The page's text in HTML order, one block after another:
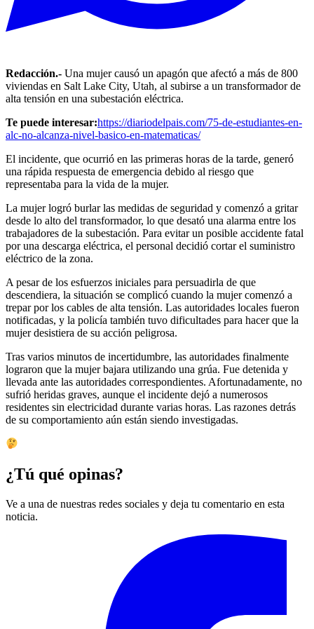
Redacción.- Una mujer causó un apagón que afectó a más de 800
viviendas en Salt Lake City, Utah, al subirse a un transformador de
alta tensión en una subestación eléctrica.
Te puede interesar:https://diariodelpais.com/75-de-estudiantes-en-
alc-no-alcanza-nivel-basico-en-matematicas/
El incidente, que ocurrió en las primeras horas de la tarde, generó
una rápida respuesta de emergencia debido al riesgo que
representaba para la vida de la mujer.
La mujer logró burlar las medidas de seguridad y comenzó a gritar
desde lo alto del transformador, lo que desató una alarma entre los
trabajadores de la subestación. Para evitar un posible accidente fatal
por una descarga eléctrica, el personal decidió cortar el suministro
eléctrico de la zona.
A pesar de los esfuerzos iniciales para persuadirla de que
descendiera, la situación se complicó cuando la mujer comenzó a
trepar por los cables de alta tensión. Las autoridades locales fueron
notificadas, y la policía también tuvo dificultades para hacer que la
mujer desistiera de su acción peligrosa.
Tras varios minutos de incertidumbre, las autoridades finalmente
lograron que la mujer bajara utilizando una grúa. Fue detenida y
llevada ante las autoridades correspondientes. Afortunadamente, no
sufrió heridas graves, aunque el incidente dejó a numerosos
residentes sin electricidad durante varias horas. Las razones detrás
de su comportamiento aún están siendo investigadas.
¿Tú qué opinas?
Ve a una de nuestras redes sociales y deja tu comentario en esta
noticia.